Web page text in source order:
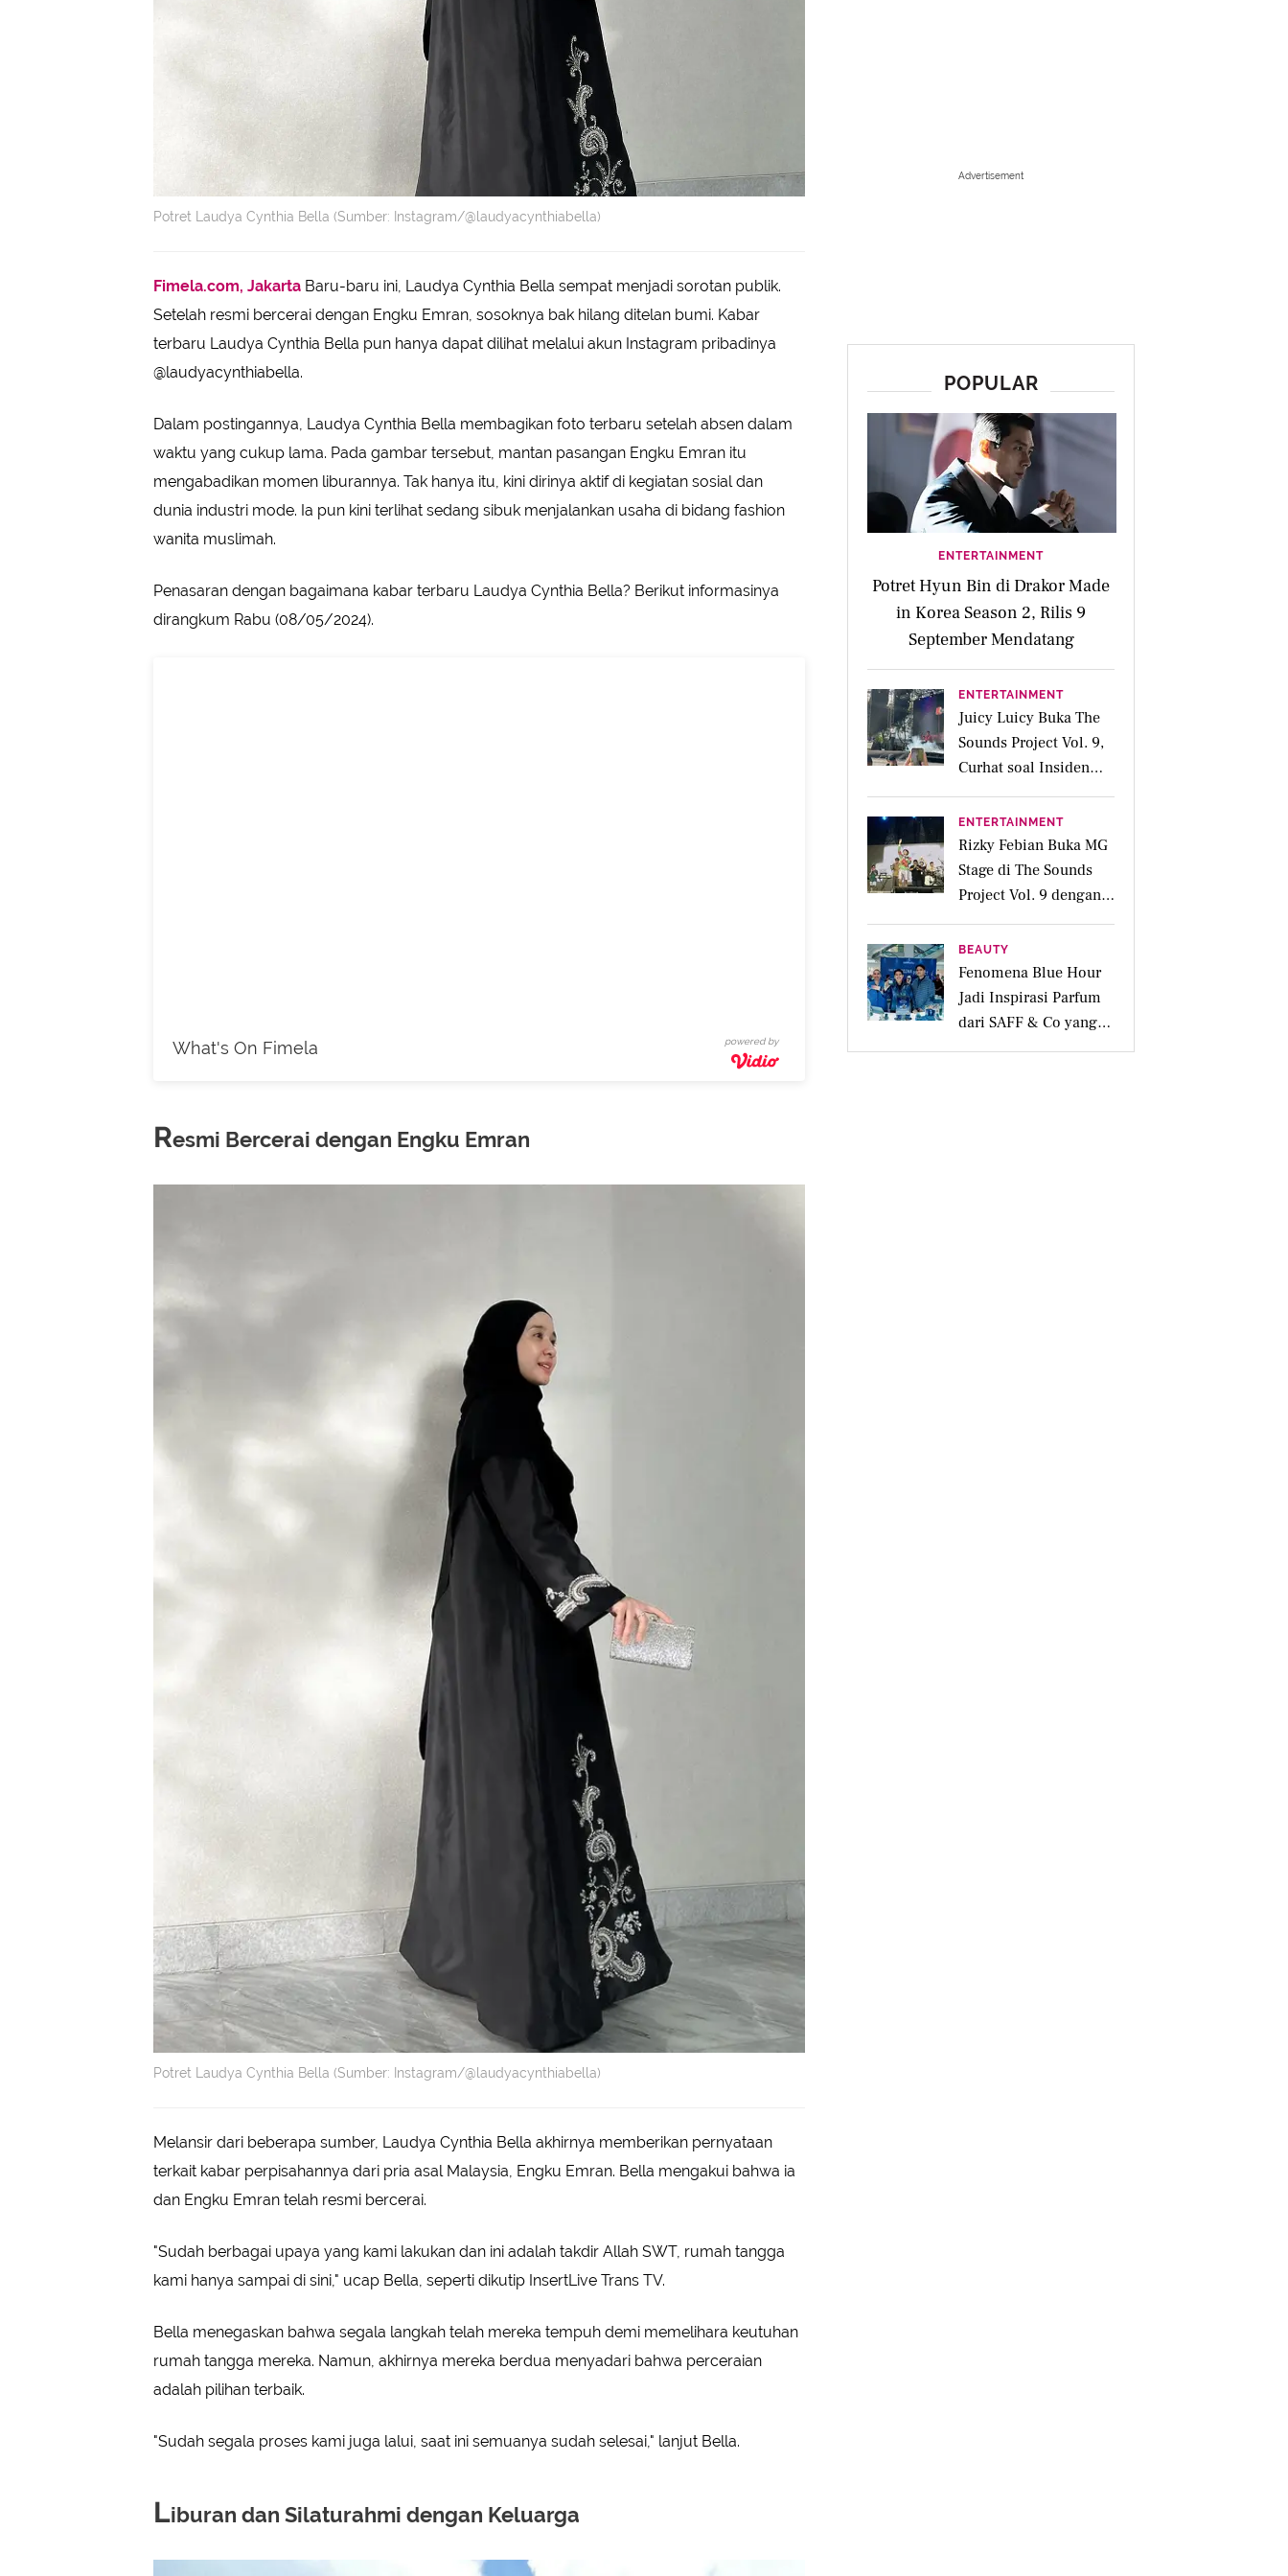
Potret Laudya Cynthia Bella (Sumber: Instagram/@laudyacynthiabella)
Fimela.com, Jakarta Baru-baru ini, Laudya Cynthia Bella sempat menjadi sorotan publik.
Setelah resmi bercerai dengan Engku Emran, sosoknya bak hilang ditelan bumi. Kabar
terbaru Laudya Cynthia Bella pun hanya dapat dilihat melalui akun Instagram pribadinya
@laudyacynthiabella.
Dalam postingannya, Laudya Cynthia Bella membagikan foto terbaru setelah absen dalam
waktu yang cukup lama. Pada gambar tersebut, mantan pasangan Engku Emran itu
mengabadikan momen liburannya. Tak hanya itu, kini dirinya aktif di kegiatan sosial dan
dunia industri mode. Ia pun kini terlihat sedang sibuk menjalankan usaha di bidang fashion
wanita muslimah.
Penasaran dengan bagaimana kabar terbaru Laudya Cynthia Bella? Berikut informasinya
dirangkum Rabu (08/05/2024).
What's On Fimela powered by
Resmi Bercerai dengan Engku Emran
Potret Laudya Cynthia Bella (Sumber: Instagram/@laudyacynthiabella)
Melansir dari beberapa sumber, Laudya Cynthia Bella akhirnya memberikan pernyataan
terkait kabar perpisahannya dari pria asal Malaysia, Engku Emran. Bella mengakui bahwa ia
dan Engku Emran telah resmi bercerai.
"Sudah berbagai upaya yang kami lakukan dan ini adalah takdir Allah SWT, rumah tangga
kami hanya sampai di sini," ucap Bella, seperti dikutip InsertLive Trans TV.
Bella menegaskan bahwa segala langkah telah mereka tempuh demi memelihara keutuhan
rumah tangga mereka. Namun, akhirnya mereka berdua menyadari bahwa perceraian
adalah pilihan terbaik.
"Sudah segala proses kami juga lalui, saat ini semuanya sudah selesai," lanjut Bella.
Liburan dan Silaturahmi dengan Keluarga
Advertisement
POPULAR
ENTERTAINMENT
Potret Hyun Bin di Drakor Made
in Korea Season 2, Rilis 9
September Mendatang
ENTERTAINMENT
Juicy Luicy Buka The
Sounds Project Vol. 9,
Curhat soal Insiden
Salah Kostum
ENTERTAINMENT
Rizky Febian Buka MG
Stage di The Sounds
Project Vol. 9 dengan
Deretan Hitsnya
BEAUTY
Fenomena Blue Hour
Jadi Inspirasi Parfum
dari SAFF & Co yang
Beraroma Hangat dan